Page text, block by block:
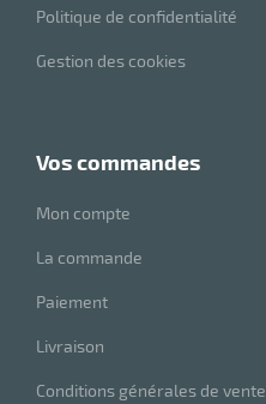
Politique de confidentialité
Gestion des cookies
vos commandes
Mon compte
La commande
Paiement
Livraison
Conditions générales de vente